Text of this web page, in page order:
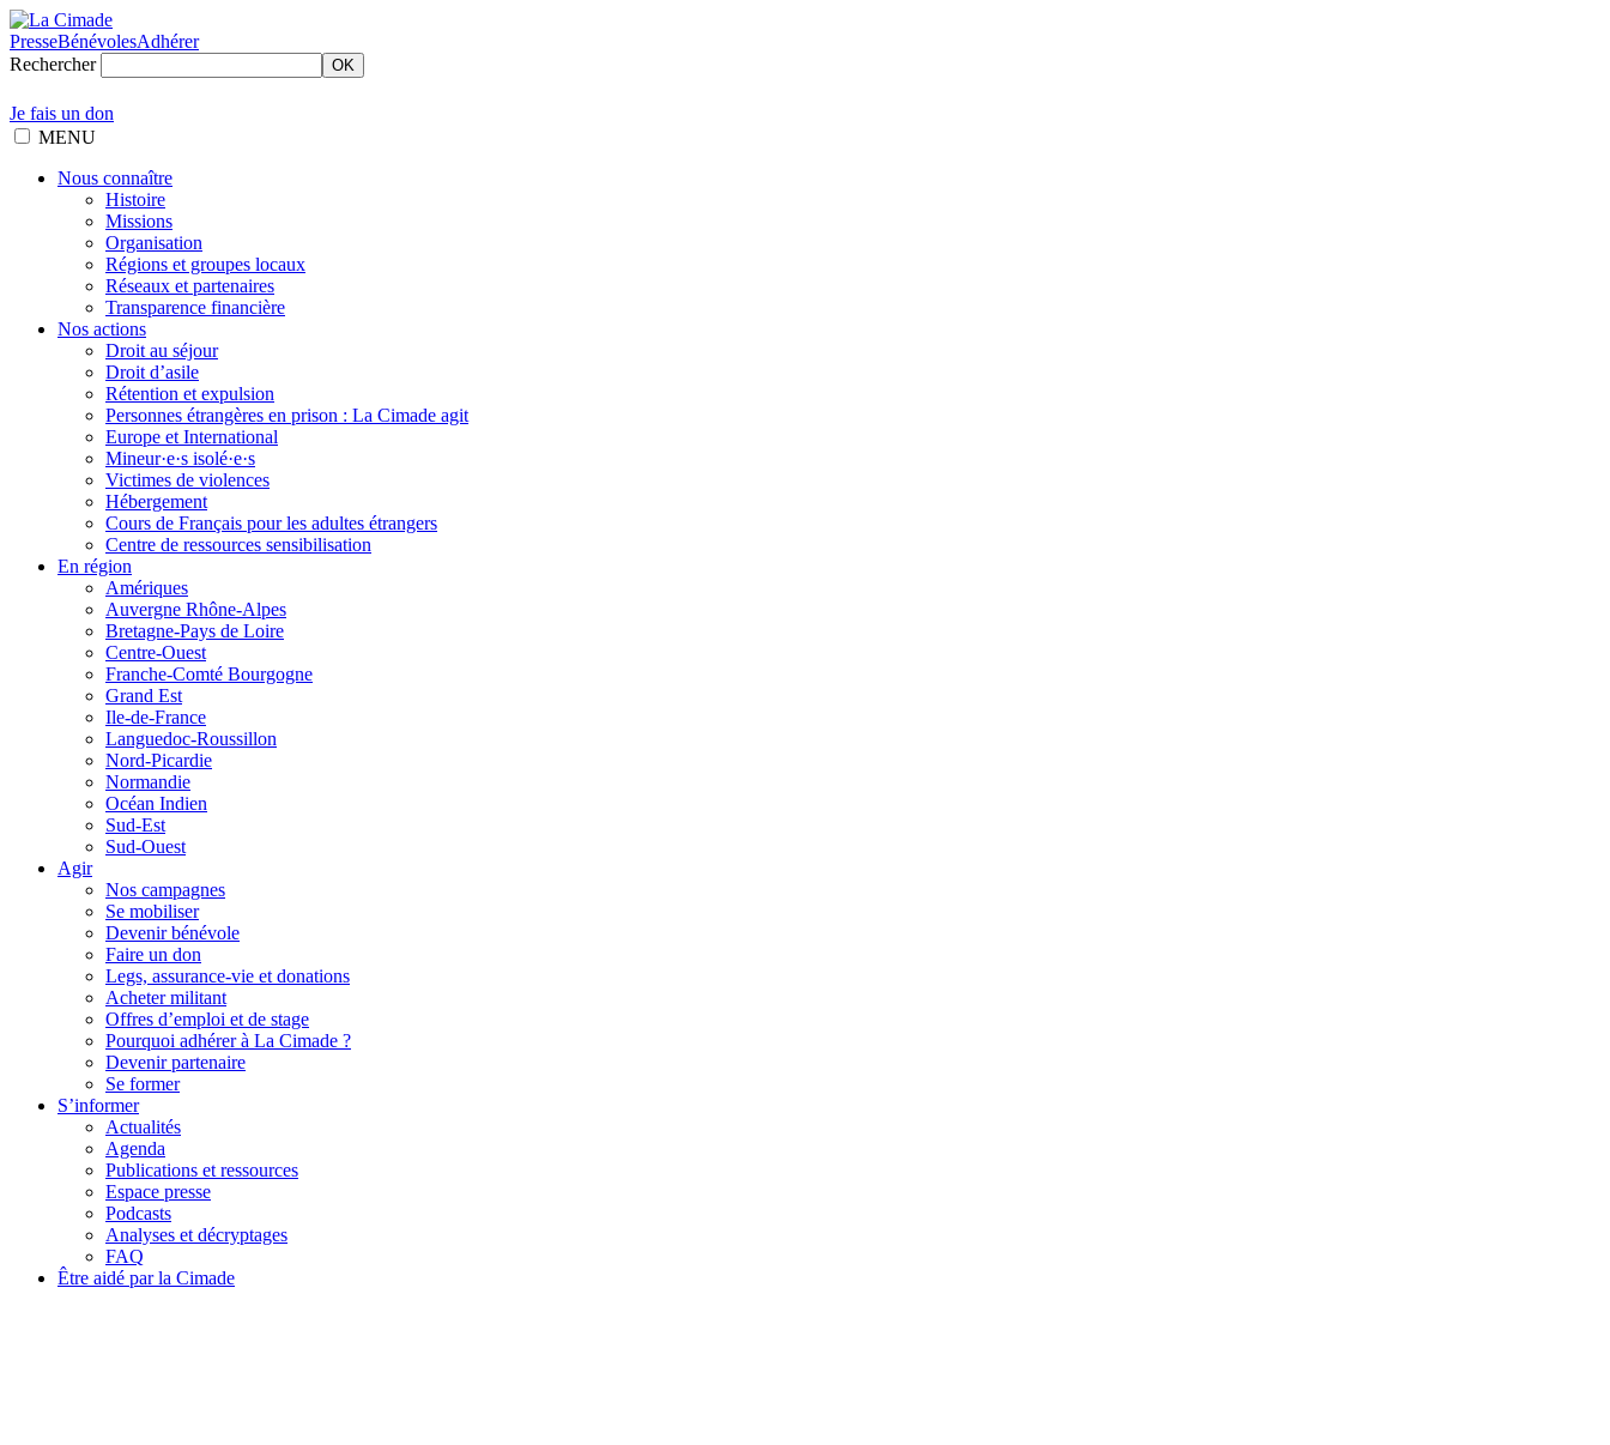
PresseBénévolesAdhérer
Rechercher
OK
Je fais un don
MENU
Nous connaître
Histoire
Missions
Organisation
Régions et groupes locaux
Réseaux et partenaires
Transparence financière
Nos actions
Droit au séjour
Droit d’asile
Rétention et expulsion
Personnes étrangères en prison : La Cimade agit
Europe et International
Mineur·e·s isolé·e·s
Victimes de violences
Hébergement
Cours de Français pour les adultes étrangers
Centre de ressources sensibilisation
En région
Amériques
Auvergne Rhône-Alpes
Bretagne-Pays de Loire
Centre-Ouest
Franche-Comté Bourgogne
Grand Est
Ile-de-France
Languedoc-Roussillon
Nord-Picardie
Normandie
Océan Indien
Sud-Est
Sud-Ouest
Agir
Nos campagnes
Se mobiliser
Devenir bénévole
Faire un don
Legs, assurance-vie et donations
Acheter militant
Offres d’emploi et de stage
Pourquoi adhérer à La Cimade ?
Devenir partenaire
Se former
S’informer
Actualités
Agenda
Publications et ressources
Espace presse
Podcasts
Analyses et décryptages
FAQ
Être aidé par la Cimade